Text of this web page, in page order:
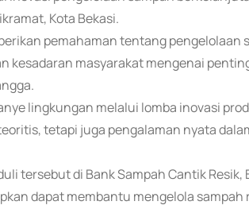
Kota Bekasi.
pemahaman tentang pengelolaan
kesadaran masyarakat mengenai
lingkungan melalui lomba inovasi
tetapi juga pengalaman nyata
tersebut di Bank Sampah Cantik Resik,
dapat membantu mengelola